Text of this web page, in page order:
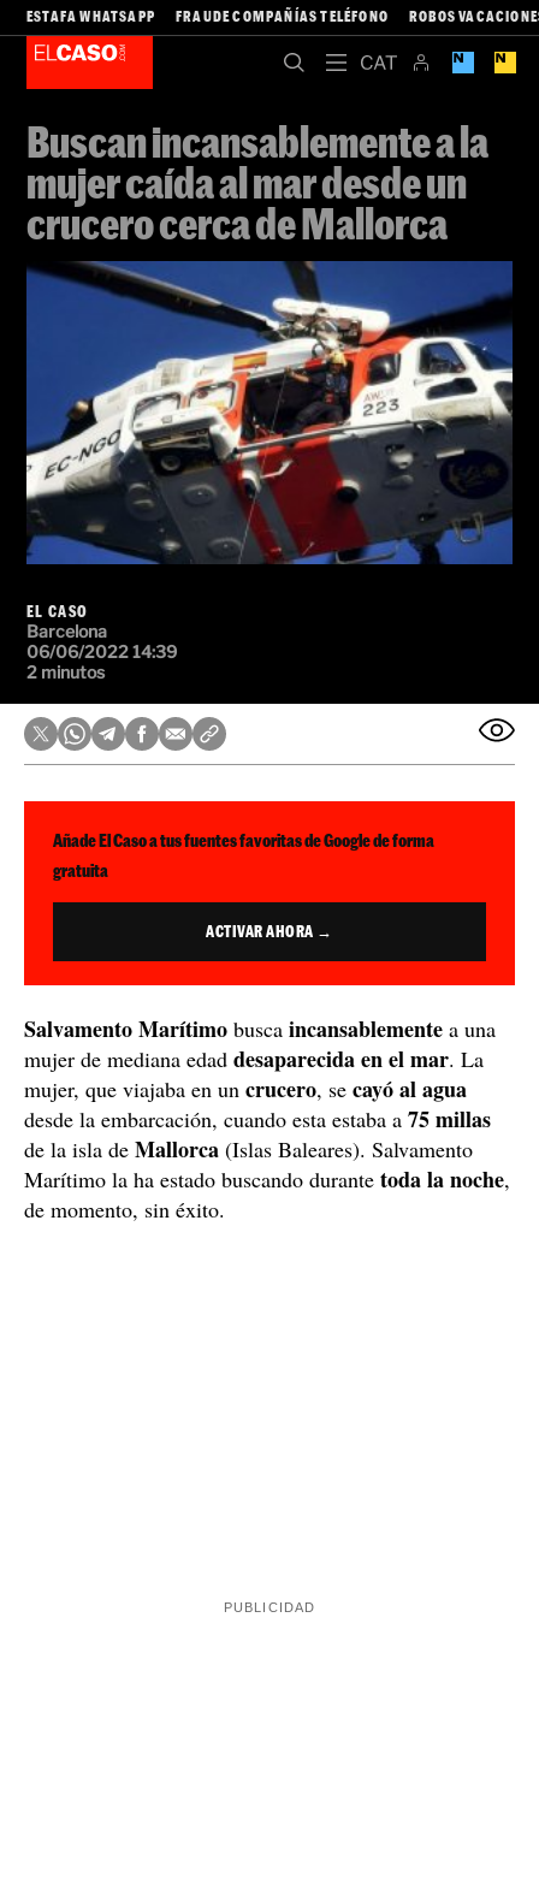
ESTAFA WHATSAPP FRAUDE COMPAÑÍAS TELÉFONO ROBOS
Buscan incansablemente a la
mujer caída al mar desde un
crucero cerca de Mallorca
EL CASO
Barcelona
06/06/2022 14:39
2 minutos
Añade El Caso a tus fuentes favoritas de Google de forma
gratuita
ACTIVAR AHORA →
Salvamento Marítimo busca incansablemente a una
mujer de mediana edad desaparecida en el mar. La
mujer, que viajaba en un crucero, se cayó al agua
desde la embarcación, cuando esta estaba a 75 millas
de la isla de Mallorca (Islas Baleares). Salvamento
Marítimo la ha estado buscando durante toda la noche,
de momento, sin éxito.